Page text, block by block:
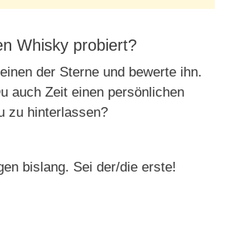
Whisky probiert?
der Sterne und bewerte ihn.
auch Zeit einen persönlichen
zu hinterlassen?
bislang. Sei der/die erste!